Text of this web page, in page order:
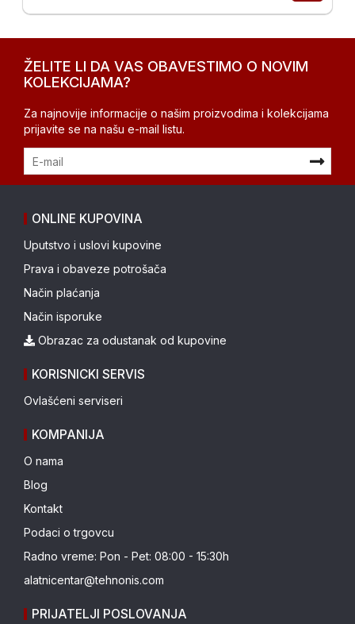
ŽELITE LI DA VAS OBAVESTIMO O NOVIM
KOLEKCIJAMA?
Za najnovije informacije o našim proizvodima i kolekcijama
prijavite se na našu e-mail listu.
ONLINE KUPOVINA
Uputstvo i uslovi kupovine
Prava i obaveze potrošača
Način plaćanja
Način isporuke
Obrazac za odustanak od kupovine
KORISNICKI SERVIS
Ovlašćeni serviseri
KOMPANIJA
O nama
Blog
Kontakt
Podaci o trgovcu
Radno vreme: Pon - Pet: 08:00 - 15:30h
alatnicentar@tehnonis.com
PRIJATELJI POSLOVANJA